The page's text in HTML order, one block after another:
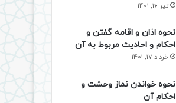
تیر 16, 1401
نحوه اذان و اقامه گفتن و
احکام و احادیث مربوط به آن
خرداد 17, 1401
نحوه خواندن نماز وحشت و
احکام آن